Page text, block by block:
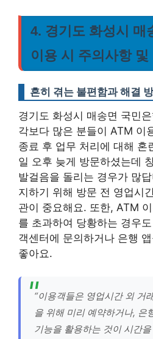
4. 경기도 화성시 매
이용 시 주의사항 및
흔히 겪는 불편함과 해결
경기도 화성시 매송면 국민
각보다 많은 분들이 ATM 이
종료 후 업무 처리에 대해 혼
일 오후 늦게 방문하셨는데
발걸음을 돌리는 경우가 많
지하기 위해 방문 전 영업시
관이 중요해요. 또한, ATM
를 초과하여 당황하는 경우
객센터에 문의하거나 은행
좋아요.
“이용객들은 영업시간 외 거
을 위해 미리 예약하거나, 은
기능을 활용하는 것이 시간